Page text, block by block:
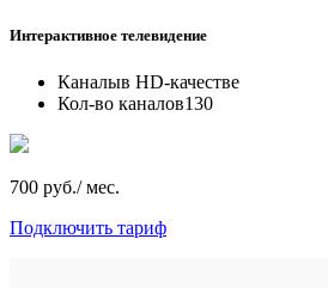
Интерактивное телевидение
Каналыв HD-качестве
Кол-во каналов130
700 руб./ мес.
Подключить тариф